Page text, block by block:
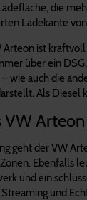
die
Ladekante
ist
über ein
wie auch die
Als Diesel
VW Arteon
geht der VW
Ebenfalls
und ein
und